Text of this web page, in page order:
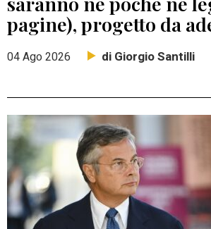
pagine), progetto da
04 Ago 2026 di Giorgio Santilli